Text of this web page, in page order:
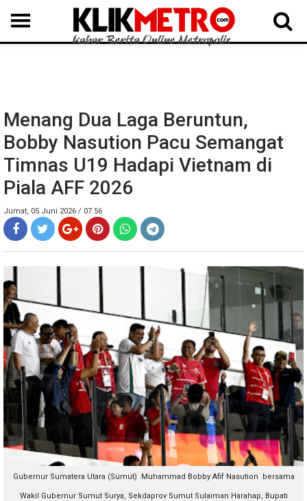
MEDAN LANGKAT DAIRI SAMOSIR TAPUT BATUBARA DELISERDANG
Menang Dua Laga Beruntun,
Bobby Nasution Pacu Semangat
Timnas U19 Hadapi Vietnam di
Piala AFF 2026
Jumat, 05 Juni 2026 / 07.56
Gubernur Sumatera Utara (Sumut) Muhammad Bobby Afif Nasution bersama
Wakil Gubernur Sumut Surya, Sekdaprov Sumut Sulaiman Harahap, Bupati